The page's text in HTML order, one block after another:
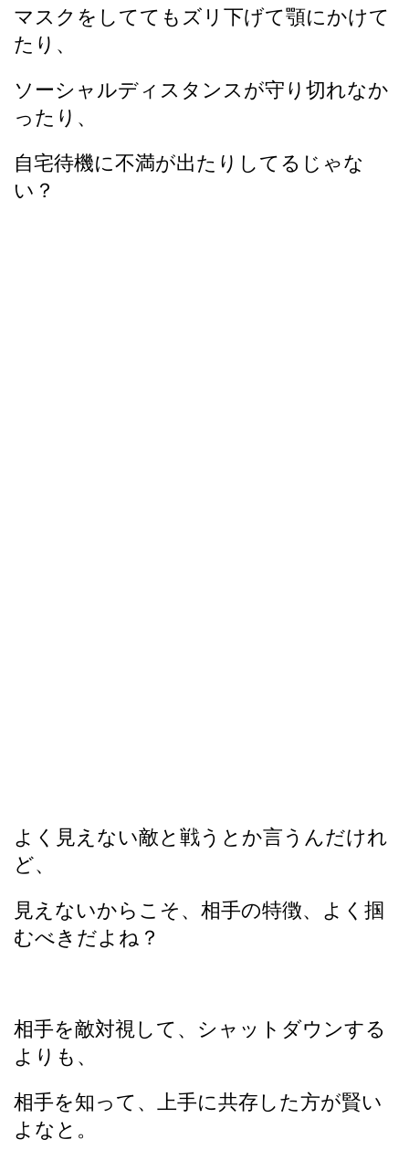
マスクをしててもズリ下げて顎にかけて
たり、
ソーシャルディスタンスが守り切れなか
ったり、
自宅待機に不満が出たりしてるじゃな
い？
よく見えない敵と戦うとか言うんだけれ
ど、
見えないからこそ、相手の特徴、よく掴
むべきだよね？
相手を敵対視して、シャットダウンする
よりも、
相手を知って、上手に共存した方が賢い
よなと。